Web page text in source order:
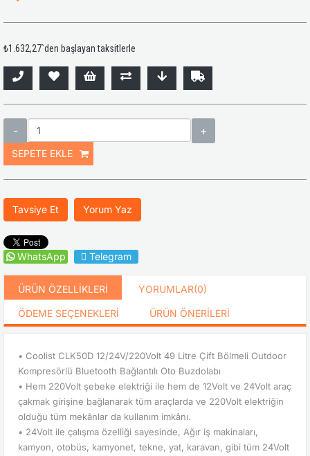
₺1.632,27`den başlayan taksitlerle
Tavsiye Et Yorum Yaz
WhatsApp Telegram
ÜRÜN ÖZELLIKLERI YORUMLAR(0)
ÖDEME SEÇENEKLERI ÜRÜN ÖNERILERI
• Coolist CLK50D 12/24V/220Volt 49 Litre Çift Bölmeli Outdoor
Kompresörlü Bluetooth Bağlantılı Oto Buzdolabı
• Hem 220Volt şebeke elektriği ile hem de 12Volt ve 24Volt araç
çakmak girişine bağlanarak tüm araçlarda ve 220Volt elektriğin
olduğu tüm mekânlar da kullanım imkânı.
• 24Volt ile çalışma özelliği sayesinde, Ağır iş makinaları,
kamyon, otobüs, kamyonet, tekne, yat, karavan, gibi tüm 24Volt